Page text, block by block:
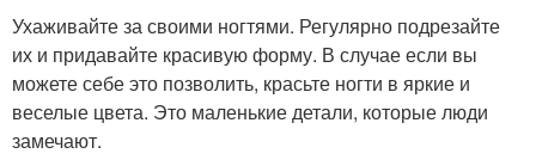
Ухаживайте за своими ногтями. Регулярно подрезайте
их и придавайте красивую форму. В случае если вы
можете себе это позволить, красьте ногти в яркие и
веселые цвета. Это маленькие детали, которые люди
замечают.